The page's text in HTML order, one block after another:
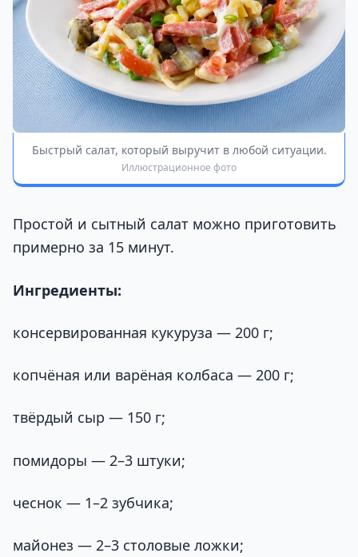
Быстрый салат, который выручит в любой ситуации.
Иллюстрационное фото
Простой и сытный салат можно приготовить
примерно за 15 минут.
Ингредиенты:
консервированная кукуруза — 200 г;
копчёная или варёная колбаса — 200 г;
твёрдый сыр — 150 г;
помидоры — 2–3 штуки;
чеснок — 1–2 зубчика;
майонез — 2–3 столовые ложки;